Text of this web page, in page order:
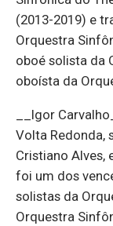
(2013-2019) e
Orquestra
oboé solista da
oboísta da
__Igor
Volta Redonda,
Cristiano Alves,
foi um dos
solistas da
Orquestra